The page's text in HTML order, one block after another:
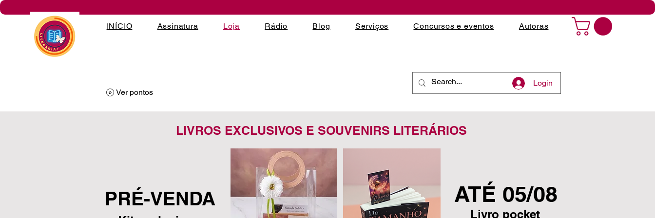
INÍCIO Assinatura Loja Rádio Blog Serviços Concursos e eventos Autoras
Ver pontos
Login
LIVROS EXCLUSIVOS E SOUVENIRS LITERÁRIOS
PRÉ-VENDA ATÉ 05/08
Livro pocket